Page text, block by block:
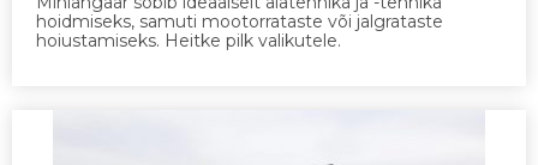
hoidmiseks, samuti mootorrataste või jalgrataste
hoiustamiseks. Heitke pilk valikutele.